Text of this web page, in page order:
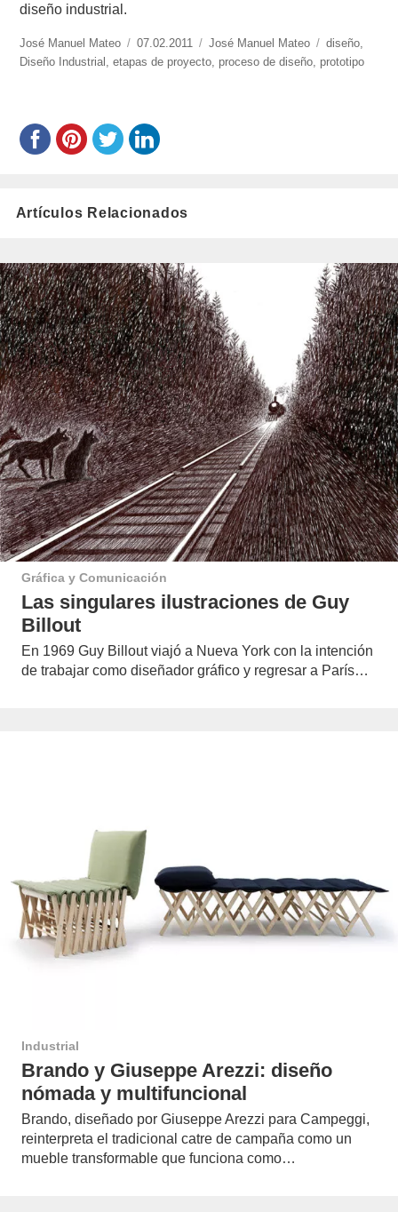
diseño industrial.
https://www.experimenta.es/author/José%20Manuel%20Mateo/
José Manuel Mateo
Publicado
el
07.02.2011 Categorías
José Manuel Mateo Etiquetas
diseño
Diseño Industrial
,etapas de proyecto proceso de diseño prototipo
Artículos Relacionados
Gráfica y Comunicación
Las singulares ilustraciones de Guy
Billout
En 1969 Guy Billout viajó a Nueva York con la intención
de trabajar como diseñador gráfico y regresar a París…
Industrial
Brando y Giuseppe Arezzi: diseño
nómada y multifuncional
Brando, diseñado por Giuseppe Arezzi para Campeggi,
reinterpreta el tradicional catre de campaña como un
mueble transformable que funciona como…